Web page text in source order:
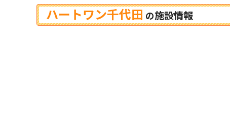
ハートワン千代田 の施設情報